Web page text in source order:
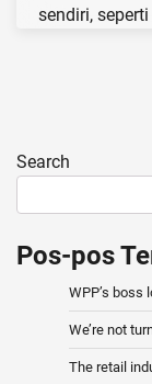
sendiri,
Search
Pos-pos
WPP’s boss
We’re not
The retail